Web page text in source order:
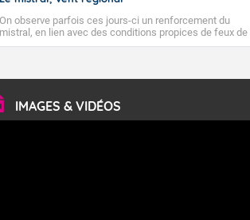
On observe parfois ces jours-ci un renforcement du
mistral, en lien avec des conditions propices de feux de
forêt. Mais qu'est-ce que le mistral ? Quelles sont ses
vitesse moyenne de 50 km/h et atteindre 80 à 100 km/h
en rafales, parfois davantage. Il parcourt la basse vallée
du Rhône et la Provence et envahit le littoral
méditerranéen à partir de la Camargue.
IMAGES & VIDÉOS